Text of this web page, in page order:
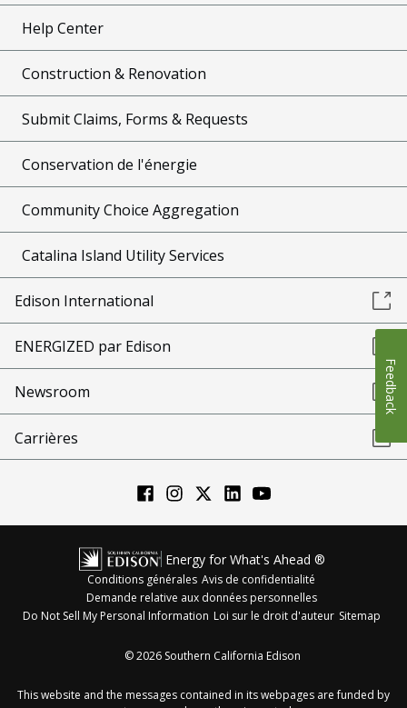
Help Center
Construction & Renovation
Submit Claims, Forms & Requests
Conservation de l'énergie
Community Choice Aggregation
Catalina Island Utility Services
Edison International
ENERGIZED par Edison
Newsroom
Carrières
Energy for What's Ahead ®
Conditions générales Avis de confidentialité
Demande relative aux données personnelles
Do Not Sell My Personal Information Loi sur le droit d'auteur Sitemap
©2026 Southern California Edison
This website and the messages contained in its webpages are funded by
Feedback